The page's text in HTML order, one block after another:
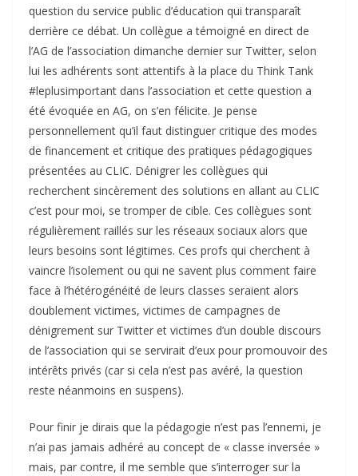
question du service public d’éducation qui transparaît
derrière ce débat. Un collègue a témoigné en direct de
l’AG de l’association dimanche dernier sur Twitter, selon
lui les adhérents sont attentifs à la place du Think Tank
#leplusimportant dans l’association et cette question a
été évoquée en AG, on s’en félicite. Je pense
personnellement qu’il faut distinguer critique des modes
de financement et critique des pratiques pédagogiques
présentées au CLIC. Dénigrer les collègues qui
recherchent sincèrement des solutions en allant au CLIC
c’est pour moi, se tromper de cible. Ces collègues sont
régulièrement raillés sur les réseaux sociaux alors que
leurs besoins sont légitimes. Ces profs qui cherchent à
vaincre l’isolement ou qui ne savent plus comment faire
face à l’hétérogénéité de leurs classes seraient alors
doublement victimes, victimes de campagnes de
dénigrement sur Twitter et victimes d’un double discours
de l’association qui se servirait d’eux pour promouvoir des
intérêts privés (car si cela n’est pas avéré, la question
reste néanmoins en suspens).
Pour finir je dirais que la pédagogie n’est pas l’ennemi, je
n’ai pas jamais adhéré au concept de « classe inversée »
mais, par contre, il me semble que s’interroger sur la